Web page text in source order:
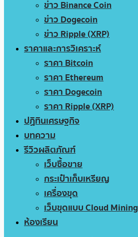
ข่าว Binance Coin
ข่าว Dogecoin
ข่าว Ripple (XRP)
ราคาและการวิเคราะห์
ราคา Bitcoin
ราคา Ethereum
ราคา Dogecoin
ราคา Ripple (XRP)
ปฏิทินเศรษฐกิจ
บทความ
รีวิวผลิตภัณฑ์
เว็บซื้อขาย
กระเป๋าเก็บเหรียญ
เครื่องขุด
เว็บขุดแบบ Cloud Mining
ห้องเรียน